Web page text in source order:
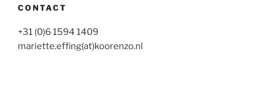
CONTACT
+31 (0)6 1594 1409
mariette.effing(at)koorenzo.nl